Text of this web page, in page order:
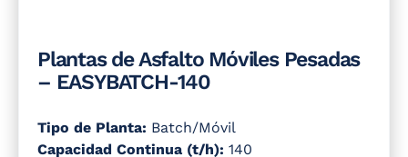
Plantas de Asfalto Móviles Pesadas
– EASYBATCH-140
Tipo de Planta: Batch/Móvil
Capacidad Continua (t/h): 140